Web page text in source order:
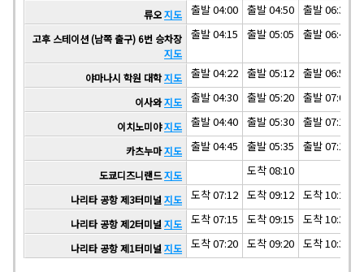
류오지도 출발 04:00 출발 04:50 출발 06:30
고후 스테이션 (남쪽 출구) 6번 승차장
지도
출발 04:15 출발 05:05 출발 06:45
야마나시 학원 대학지도 출발 04:22 출발 05:12 출발 06:52
이사와지도 출발 04:30 출발 05:20 출발 07:00
이치노미야지도 출발 04:40 출발 05:30 출발 07:10
카츠누마지도 출발 04:45 출발 05:35 출발 07:15
도쿄디즈니랜드지도 도착 08:10
나리타 공항 제3터미널 지도 도착 07:12 도착 09:12 도착 10:27
나리타 공항 제2터미널 지도 도착 07:15 도착 09:15 도착 10:30
나리타 공항 제1터미널 지도 도착 07:20 도착 09:20 도착 10:35